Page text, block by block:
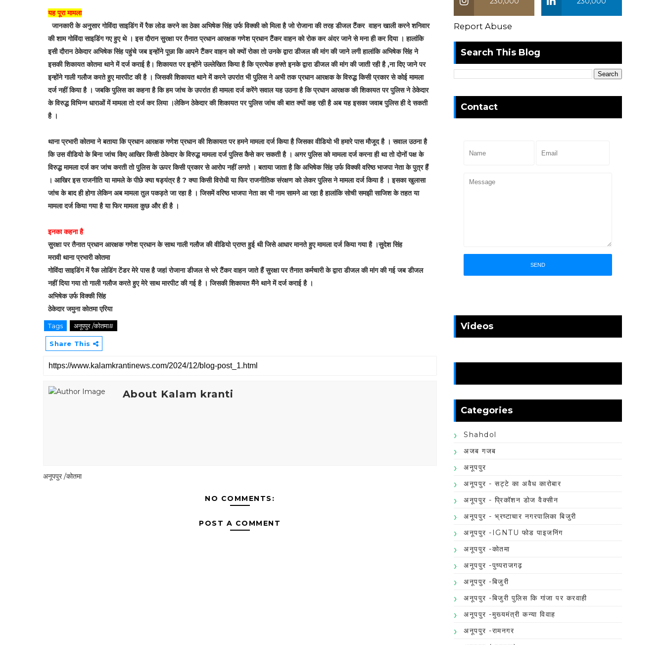
यह पूरा मामला
जानकारी के अनुसार गोविंदा साइडिंग में रैक लोड करने का ठेका अभिषेक सिंह उर्फ विक्की को मिला है जो रोजाना की तरह डीजल टैंकर वाहन खाली करने शनिवार
की शाम गोविंदा साइडिंग गए हुए थे । इस दौरान सुरक्षा पर तैनात प्रधान आरक्षक गणेश प्रधान टैंकर वाहन को रोक कर अंदर जाने से मना ही कर दिया । हालांकि
इसी दौरान ठेकेदार अभिषेक सिंह पहुंचे जब इन्होंने पूछा कि आपने टैंकर वाहन को क्यों रोका तो उनके द्वारा डीजल की मांग की जाने लगी हालांकि अभिषेक सिंह ने
इसकी शिकायत कोतमा थाने में दर्ज कराई है। शिकायत पर इन्होंने उल्लेखित किया है कि प्रत्येक हफ्ते इनके द्वारा डीजल की मांग की जाती रही है ,ना दिए जाने पर
इन्होंने गाली गलौज करते हुए मारपीट की है । जिसकी शिकायत थाने में करने उपरांत भी पुलिस ने अभी तक प्रधान आरक्षक के विरुद्ध किसी प्रकार से कोई मामला
दर्ज नहीं किया है । जबकि पुलिस का कहना है कि हम जांच के उपरांत ही मामला दर्ज करेंगे सवाल यह उठना है कि प्रधान आरक्षक की शिकायत पर पुलिस ने ठेकेदार
के विरुद्ध विभिन्न धाराओं में मामला तो दर्ज कर लिया ।लेकिन ठेकेदार की शिकायत पर पुलिस जांच की बात क्यों कह रही है अब यह इसका जवाब पुलिस ही दे सकती
है ।
थाना प्रभारी कोतमा ने बताया कि प्रधान आरक्षक गणेश प्रधान की शिकायत पर हमने मामला दर्ज किया है जिसका वीडियो भी हमारे पास मौजूद है । सवाल उठना है
कि उस वीडियो के बिना जांच किए आखिर किसी ठेकेदार के विरुद्ध मामला दर्ज पुलिस कैसे कर सकती है । अगर पुलिस को मामला दर्ज करना ही था तो दोनों पक्ष के
विरुद्ध मामला दर्ज कर जांच करती तो पुलिस के ऊपर किसी प्रकार से आरोप नहीं लगते । बताया जाता है कि अभिषेक सिंह उर्फ विक्की वरिष्ठ भाजपा नेता के पुत्र हैं
। आखिर इस राजनीति या मामले के पीछे क्या षड्यंत्र है ? क्या किसी विरोधी या फिर राजनीतिक संरक्षण को लेकर पुलिस ने मामला दर्ज किया है । इसका खुलासा
जांच के बाद ही होगा लेकिन अब मामला तुल पकड़ते जा रहा है । जिसमें वरिष्ठ भाजपा नेता का भी नाम सामने आ रहा है हालांकि सोची समझी साजिश के तहत या
मामला दर्ज किया गया है या फिर मामला कुछ और ही है ।
इनका कहना है
सुरक्षा पर तैनात प्रधान आरक्षक गणेश प्रधान के साथ गाली गलौज की वीडियो प्राप्त हुई थी जिसे आधार मानते हुए मामला दर्ज किया गया है ।सुदेश सिंह
मरावी थाना प्रभारी कोतमा
गोविंदा साइडिंग में रैक लोडिंग टेंडर मेरे पास है जहां रोजाना डीजल से भरे टैंकर वाहन जाते हैं सुरक्षा पर तैनात कर्मचारी के द्वारा डीजल की मांग की गई जब डीजल
नहीं दिया गया तो गाली गलौज करते हुए मेरे साथ मारपीट की गई है । जिसकी शिकायत मैंने थाने में दर्ज कराई है ।
अभिषेक उर्फ विक्की सिंह
ठेकेदार जमुना कोतमा एरिया
Tags अनूपपुर /कोतमा#
Share This
About Kalam kranti
अनूपपुर /कोतमा
NO COMMENTS:
POST A COMMENT
Report Abuse
Search This Blog
Contact
Videos
Categories
Shahdol
अजब गजब
अनूपपुर
अनूपपुर - सट्टे का अवैध कारोबार
अनूपपुर - प्रिकॉशन डोज वैक्सीन
अनूपपुर - भ्रष्टाचार नगरपालिका बिजुरी
अनूपपुर -IGNTU फोड पाइजनिंग
अनूपपुर -कोतमा
अनूपपुर -पुष्पराजगढ़
अनूपपुर -बिजुरी
अनूपपुर -बिजुरी पुलिस कि गांजा पर करवाही
अनूपपुर -मुख्यमंत्री कन्या विवाह
अनूपपुर -रामनगर